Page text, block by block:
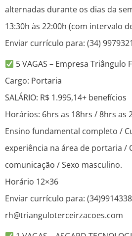
alternadas durante os dias da
13:30h às 22:00h (com intervalo
Enviar currículo para: (34)
5 VAGAS – Empresa Triângulo
Cargo: Portaria
SALÁRIO: R$ 1.995,14+ benefícios
Horários: 6hrs as 18hrs / 8hrs as
Ensino fundamental completo /
experiência na área de portaria /
comunicação / Sexo masculino.
Horário 12×36
Enviar currículo para:
rh@trianguloterceirzacoes.com